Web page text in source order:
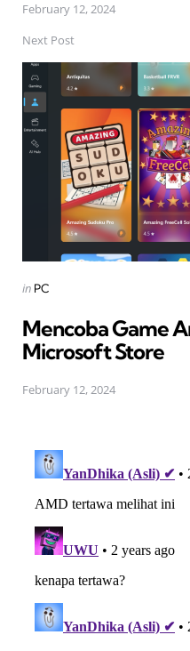
February 12, 2024
Next Post
Posted
in PC
Mencoba Game
Microsoft Store
February 12, 2024